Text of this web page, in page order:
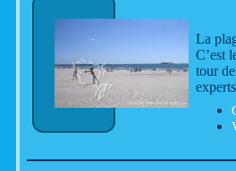
La
C’est
tour
experts